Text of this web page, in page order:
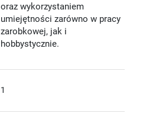
oraz wykorzystaniem
umiejętności zarówno w pracy
zarobkowej, jak i
hobbystycznie.
1